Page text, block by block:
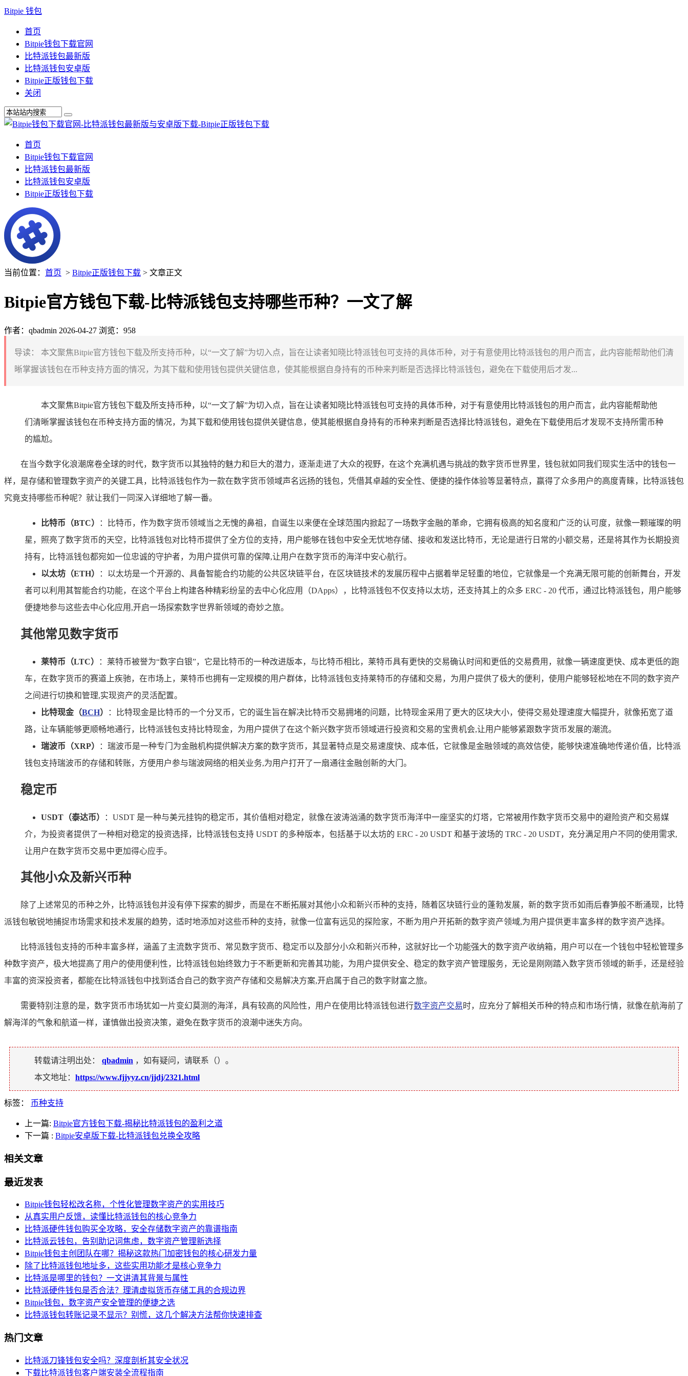
Bitpie 钱包
首页
Bitpie钱包下载官网
比特派钱包最新版
比特派钱包安卓版
Bitpie正版钱包下载
关闭
首页
Bitpie钱包下载官网
比特派钱包最新版
比特派钱包安卓版
Bitpie正版钱包下载
当前位置： 首页 > Bitpie正版钱包下载 > 文章正文
Bitpie官方钱包下载-比特派钱包支持哪些币种？一文了解
作者：qbadmin 2026-04-27 浏览：958
导读：
本文聚焦Bitpie官方钱包下载及所支持币种，以“一文了解”为切入点，旨在让读者知晓比特派钱包可支持的具体币种，对于有意使用比特派钱包的用户而言，此内容能帮助他们清
晰掌握该钱包在币种支持方面的情况，为其下载和使用钱包提供关键信息，使其能根据自身持有的币种来判断是否选择比特派钱包，避免在下载使用后才发...
本文聚焦Bitpie官方钱包下载及所支持币种，以“一文了解”为切入点，旨在让读者知晓比特派钱包可支持的具体币种，对于有意使用比特派钱包的用户而言，此内容能帮助他
们清晰掌握该钱包在币种支持方面的情况，为其下载和使用钱包提供关键信息，使其能根据自身持有的币种来判断是否选择比特派钱包，避免在下载使用后才发现不支持所需币种
的尴尬。
在当今数字化浪潮席卷全球的时代，数字货币以其独特的魅力和巨大的潜力，逐渐走进了大众的视野，在这个充满机遇与挑战的数字货币世界里，钱包就如同我们现实生活中的钱包一
样，是存储和管理数字资产的关键工具，比特派钱包作为一款在数字货币领域声名远扬的钱包，凭借其卓越的安全性、便捷的操作体验等显著特点，赢得了众多用户的高度青睐，比特派钱包
究竟支持哪些币种呢？就让我们一同深入详细地了解一番。
比特币（BTC）
：比特币，作为数字货币领域当之无愧的鼻祖，自诞生以来便在全球范围内掀起了一场数字金融的革命，它拥有极高的知名度和广泛的认可度，就像一颗璀璨的明
星，照亮了数字货币的天空，比特派钱包对比特币提供了全方位的支持，用户能够在钱包中安全无忧地存储、接收和发送比特币，无论是进行日常的小额交易，还是将其作为长期投资
持有，比特派钱包都宛如一位忠诚的守护者，为用户提供可靠的保障,让用户在数字货币的海洋中安心航行。
以太坊（ETH）
：以太坊是一个开源的、具备智能合约功能的公共区块链平台，在区块链技术的发展历程中占据着举足轻重的地位，它就像是一个充满无限可能的创新舞台，开发
者可以利用其智能合约功能，在这个平台上构建各种精彩纷呈的去中心化应用（DApps），比特派钱包不仅支持以太坊，还支持其上的众多 ERC - 20 代币，通过比特派钱包，用户能够
便捷地参与这些去中心化应用,开启一场探索数字世界新领域的奇妙之旅。
其他常见数字货币
莱特币（LTC）
：莱特币被誉为“数字白银”，它是比特币的一种改进版本，与比特币相比，莱特币具有更快的交易确认时间和更低的交易费用，就像一辆速度更快、成本更低的跑
车，在数字货币的赛道上疾驰，在市场上，莱特币也拥有一定规模的用户群体，比特派钱包支持莱特币的存储和交易，为用户提供了极大的便利，使用户能够轻松地在不同的数字资产
之间进行切换和管理,实现资产的灵活配置。
比特现金（BCH）
：比特现金是比特币的一个分叉币，它的诞生旨在解决比特币交易拥堵的问题，比特现金采用了更大的区块大小，使得交易处理速度大幅提升，就像拓宽了道
路，让车辆能够更顺畅地通行，比特派钱包支持比特现金，为用户提供了在这个新兴数字货币领域进行投资和交易的宝贵机会,让用户能够紧跟数字货币发展的潮流。
瑞波币（XRP）
：瑞波币是一种专门为金融机构提供解决方案的数字货币，其显著特点是交易速度快、成本低，它就像是金融领域的高效信使，能够快速准确地传递价值，比特派
钱包支持瑞波币的存储和转账，方便用户参与瑞波网络的相关业务,为用户打开了一扇通往金融创新的大门。
稳定币
USDT（泰达币）
：USDT 是一种与美元挂钩的稳定币，其价值相对稳定，就像在波涛汹涌的数字货币海洋中一座坚实的灯塔，它常被用作数字货币交易中的避险资产和交易媒
介，为投资者提供了一种相对稳定的投资选择，比特派钱包支持 USDT 的多种版本，包括基于以太坊的 ERC - 20 USDT 和基于波场的 TRC - 20 USDT，充分满足用户不同的使用需求,
让用户在数字货币交易中更加得心应手。
其他小众及新兴币种
除了上述常见的币种之外，比特派钱包并没有停下探索的脚步，而是在不断拓展对其他小众和新兴币种的支持，随着区块链行业的蓬勃发展，新的数字货币如雨后春笋般不断涌现，比特
派钱包敏锐地捕捉市场需求和技术发展的趋势，适时地添加对这些币种的支持，就像一位富有远见的探险家，不断为用户开拓新的数字资产领域,为用户提供更丰富多样的数字资产选择。
比特派钱包支持的币种丰富多样，涵盖了主流数字货币、常见数字货币、稳定币以及部分小众和新兴币种，这就好比一个功能强大的数字资产收纳箱，用户可以在一个钱包中轻松管理多
种数字资产，极大地提高了用户的使用便利性，比特派钱包始终致力于不断更新和完善其功能，为用户提供安全、稳定的数字资产管理服务，无论是刚刚踏入数字货币领域的新手，还是经验
丰富的资深投资者，都能在比特派钱包中找到适合自己的数字资产存储和交易解决方案,开启属于自己的数字财富之旅。
需要特别注意的是，数字货币市场犹如一片变幻莫测的海洋，具有较高的风险性，用户在使用比特派钱包进行数字资产交易时，应充分了解相关币种的特点和市场行情，就像在航海前了
解海洋的气象和航道一样，谨慎做出投资决策，避免在数字货币的浪潮中迷失方向。
转载请注明出处： qbadmin ，如有疑问，请联系（）。
本文地址： https://www.fjjyyz.cn/jjdj/2321.html
标签： 币种支持
上一篇: Bitpie官方钱包下载-揭秘比特派钱包的盈利之道
下一篇 : Bitpie安卓版下载-比特派钱包兑换全攻略
相关文章
最近发表
Bitpie钱包轻松改名称，个性化管理数字资产的实用技巧
从真实用户反馈，读懂比特派钱包的核心竞争力
比特派硬件钱包购买全攻略，安全存储数字资产的靠谱指南
比特派云钱包，告别助记词焦虑，数字资产管理新选择
Bitpie钱包主创团队在哪？揭秘这款热门加密钱包的核心研发力量
除了比特派钱包地址多，这些实用功能才是核心竞争力
比特派是哪里的钱包？一文讲清其背景与属性
比特派硬件钱包是否合法？理清虚拟货币存储工具的合规边界
Bitpie钱包，数字资产安全管理的便捷之选
比特派钱包转账记录不显示？别慌，这几个解决方法帮你快速排查
热门文章
比特派刀锋钱包安全吗？深度剖析其安全状况
下载比特派钱包客户端安装全流程指南